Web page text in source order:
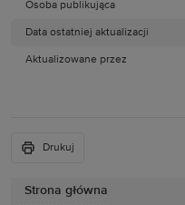
Strona główna
Osoba publikująca
Data ostatniej aktualizacji
Aktualizowane przez
Drukuj